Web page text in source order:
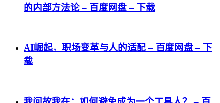
的内部方法论 – 百度网盘 – 下载
AI崛起，职场变革与人的适配 – 百度网盘 – 下
载